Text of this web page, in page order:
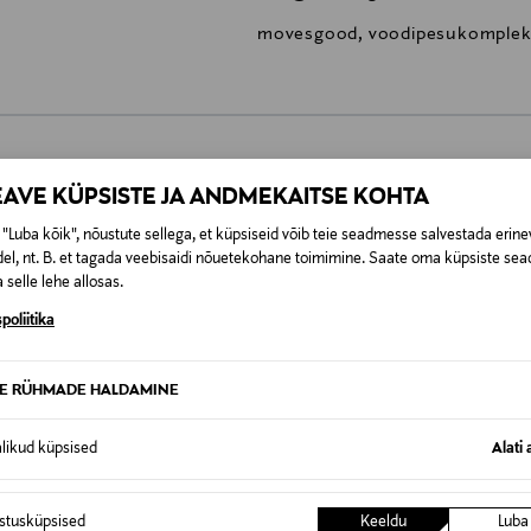
KÜPSISTE JA ANDMEKAITSE KOHTA
kõik", nõustute sellega, et küpsiseid võib teie seadmesse salvestada
nt. B. et tagada veebisaidi nõuetekohane toimimine. Saate oma küpsiste
selle lehe allosas.
RÜHMADE HALDAMINE
küpsised Alati
Keeldu Luba
movesgood,
0,00 €
0,00 € – 4,90 €
KA